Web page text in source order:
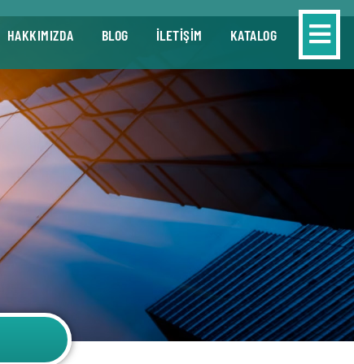
HAKKIMIZDA BLOG İLETİŞİM KATALOG